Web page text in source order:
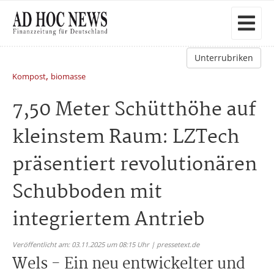
Unterrubriken
Kompost, biomasse
7,50 Meter Schütthöhe auf
kleinstem Raum: LZTech
präsentiert revolutionären
Schubboden mit
integriertem Antrieb
Veröffentlicht am: 03.11.2025 um 08:15 Uhr | pressetext.de
Wels - Ein neu entwickelter und